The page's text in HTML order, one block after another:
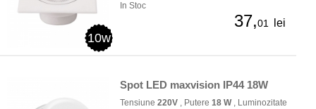
10w
In Stoc
37,01 lei
Spot LED maxvision IP44 18W
Tensiune 220V , Putere 18 W, Luminozitate